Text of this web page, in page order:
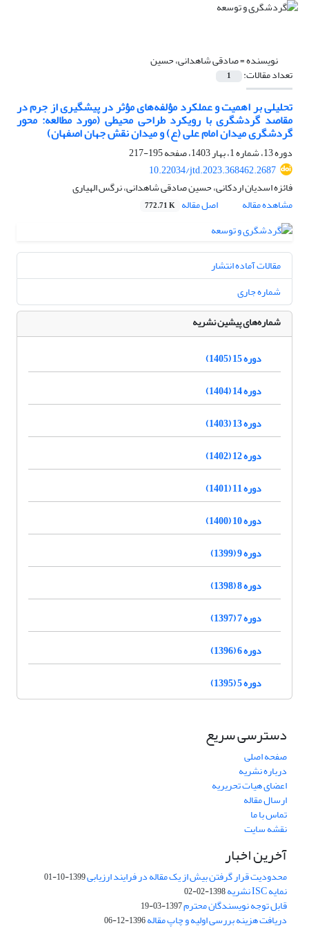
نویسنده =صادقی شاهدانی، حسین
تعداد مقالات: 1
تحلیلی بر اهمیت و عملکرد مؤلفه‌های مؤثر در پیشگیری از جرم در
مقاصد گردشگری با رویکرد طراحی محیطی (مورد مطالعه: محور
گردشگری میدان امام علی (ع) و میدان نقش جهان اصفهان)
دوره 13، شماره 1، بهار 1403، صفحه
195-217
10.22034/jtd.2023.368462.2687
فائزه اسدیان اردکانی، حسین صادقی شاهدانی، نرگس الهیاری
مشاهده مقاله
اصل مقاله 772.71 K
مقالات آماده انتشار
شماره جاری
شماره‌های پیشین نشریه
دوره 15 (1405)
دوره 14 (1404)
دوره 13 (1403)
دوره 12 (1402)
دوره 11 (1401)
دوره 10 (1400)
دوره 9 (1399)
دوره 8 (1398)
دوره 7 (1397)
دوره 6 (1396)
دوره 5 (1395)
دسترسی سریع
صفحه اصلی
درباره نشریه
اعضای هیات تحریریه
ارسال مقاله
تماس با ما
نقشه سایت
آخرین اخبار
محدودیت قرار گرفتن بیش از یک مقاله در فرایند ارزیابی1399-10-01
نمایه ISC نشریه 1398-02-02
قابل توجه نویسندگان محترم1397-03-19
دریافت هزینه بررسی اولیه و چاپ مقاله1396-12-06